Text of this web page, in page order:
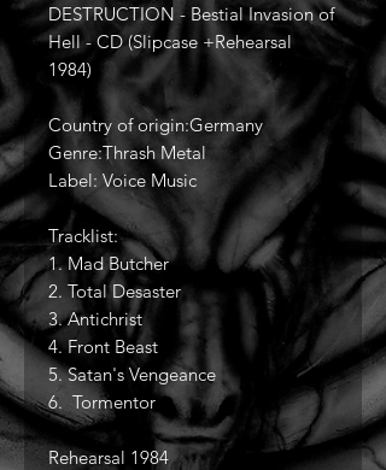
DESTRUCTION - Bestial Invasion of
Hell - CD (Slipcase +Rehearsal
1984)
Country of origin:Germany
Genre:Thrash Metal
Label: Voice Music
Tracklist:
1. Mad Butcher
2. Total Desaster
3. Antichrist
4. Front Beast
5. Satan's Vengeance
6. Tormentor
Rehearsal 1984